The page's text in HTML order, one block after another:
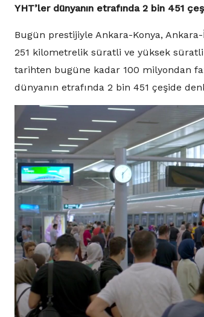
YHT’ler dünyanın etrafında 2 bin 451
Bugün prestijiyle Ankara-Konya,
251 kilometrelik süratli ve yüksek süratli
tarihten bugüne kadar 100 milyondan
dünyanın etrafında 2 bin 451 çeşide